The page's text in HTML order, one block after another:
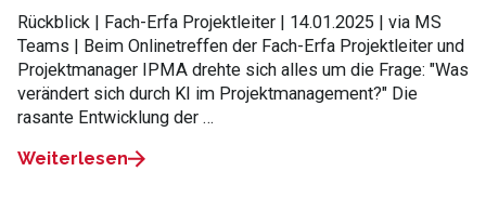
Rückblick | Fach-Erfa Projektleiter | 14.01.2025 | via MS
Teams | Beim Onlinetreffen der Fach-Erfa Projektleiter und
Projektmanager IPMA drehte sich alles um die Frage: "Was
verändert sich durch KI im Projektmanagement?" Die
rasante Entwicklung der …
Weiterlesen